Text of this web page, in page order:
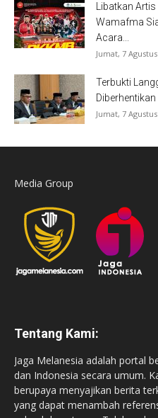
Libatkan Artis
Wamafma
Acara...
Jumat, 7
Terbukti
Jumat, 7
Media Group
Tentang Kami:
Jaga Melanesia adalah portal
dan Indonesia secara umum.
berupaya menyajikan berita
yang dapat menambah